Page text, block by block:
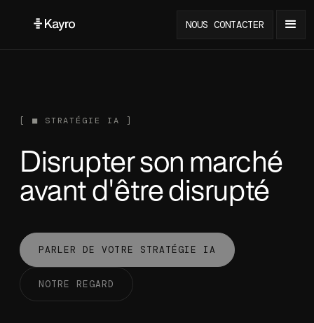
NOUS CONTACTER
[ ■ STRAT É GIE IA ]
Disrupter son marché
avant d'être disrupté
PARLER DE VOTRE STRATÉGIE IA
NOTRE REGARD